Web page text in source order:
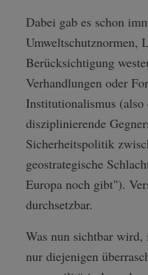
Dabei gab es schon
Umweltschutznormen,
Berücksichtigung
Verhandlungen oder
Institutionalismus (also
disziplinierende
Sicherheitspolitik
geostrategische
Europa noch gibt").
durchsetzbar.
Was nun sichtbar wird,
nur diejenigen